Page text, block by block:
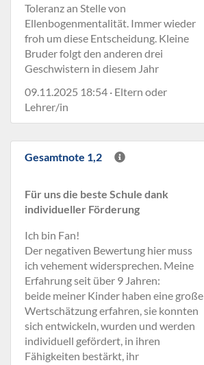
Toleranz an Stelle von
Ellenbogenmentalität. Immer wieder
froh um diese Entscheidung. Kleine
Bruder folgt den anderen drei
Geschwistern in diesem Jahr
09.11.2025 18:54 · Eltern oder
Lehrer/in
Gesamtnote 1,2
Für uns die beste Schule dank
individueller Förderung
Ich bin Fan!
Der negativen Bewertung hier muss
ich vehement widersprechen. Meine
Erfahrung seit über 9 Jahren:
beide meiner Kinder haben eine große
Wertschätzung erfahren, sie konnten
sich entwickeln, wurden und werden
individuell gefördert, in ihren
Fähigkeiten bestärkt, ihr